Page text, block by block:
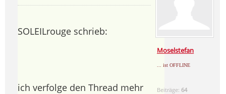
Moselstefan
... ist OFFLINE
Beiträge: 64
SOLEILrouge schrieb:
ich verfolge den Thread mehr